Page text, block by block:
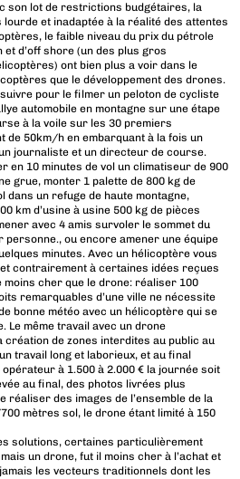
son lot de restrictions budgétaires, la
lourde et inadaptée à la réalité des attentes
le faible niveau du prix du pétrole
et d’off shore (un des plus gros
ont bien plus a voir dans le
que le développement des drones.
pour le filmer un peloton de cycliste
automobile en montagne sur une étape
à la voile sur les 30 premiers
de 50km/h en embarquant à la fois un
journaliste et un directeur de course.
en 10 minutes de vol un climatiseur de 900
grue, monter 1 palette de 800 kg de
dans un refuge de haute montagne,
km d’usine à usine 500 kg de pièces
avec 4 amis survoler le sommet du
personne., ou encore amener une équipe
minutes. Avec un hélicoptère vous
contrairement à certaines idées reçues
moins cher que le drone: réaliser 100
remarquables d’une ville ne nécessite
bonne météo avec un hélicoptère qui se
Le même travail avec un drone
de zones interdites au public au
travail long et laborieux, et au final
à 1.500 à 2.000 € la journée soit
au final, des photos livrées plus
réaliser des images de l’ensemble de la
mètres sol, le drone étant limité à 150
solutions, certaines particulièrement
un drone, fut il moins cher à l’achat et
les vecteurs traditionnels dont les